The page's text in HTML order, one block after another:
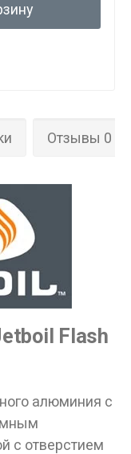
Отзывы 0
Flash
алюминия с
с отверстием